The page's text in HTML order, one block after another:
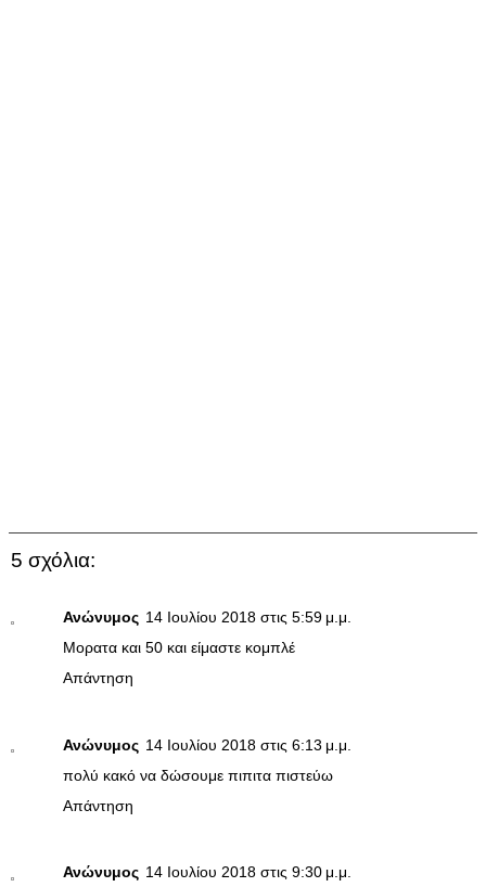
5 σχόλια:
Ανώνυμος 14 Ιουλίου 2018 στις 5:59 μ.μ.
Μορατα και 50 και είμαστε κομπλέ
Απάντηση
Ανώνυμος 14 Ιουλίου 2018 στις 6:13 μ.μ.
πολύ κακό να δώσουμε πιπιτα πιστεύω
Απάντηση
Ανώνυμος 14 Ιουλίου 2018 στις 9:30 μ.μ.